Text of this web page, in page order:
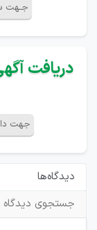
جـهت
دریافت
جهت
دیدگاه‌ها
جستجوی دیدگاه